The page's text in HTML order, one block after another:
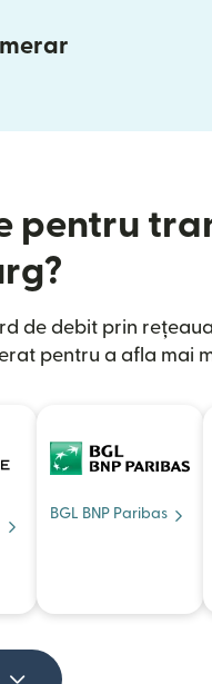
pentru
de debit prin
pentru a afla mai
BGL BNP Paribas